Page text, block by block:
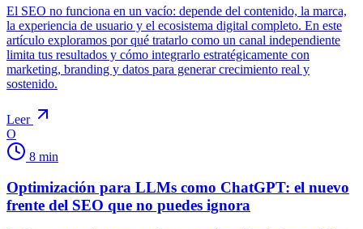
El SEO no funciona en un vacío: depende del contenido, la marca,
la experiencia de usuario y el ecosistema digital completo. En este
artículo exploramos por qué tratarlo como un canal independiente
limita tus resultados y cómo integrarlo estratégicamente con
marketing, branding y datos para generar crecimiento real y
sostenido.
Leer
O
8 min
Optimización para LLMs como ChatGPT: el nuevo
frente del SEO que no puedes ignora